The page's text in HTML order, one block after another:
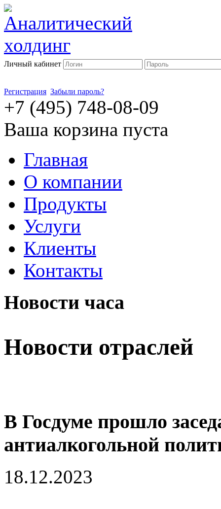
Личный кабинет
Регистрация Забыли пароль?
+7 (495) 748-08-09
Ваша корзина пуста
Главная
О компании
Продукты
Услуги
Клиенты
Контакты
Новости часа
Новости отраслей
В Госдуме прошло
антиалкогольной
18.12.2023